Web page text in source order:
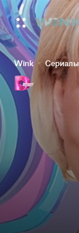
Wink Сериалы